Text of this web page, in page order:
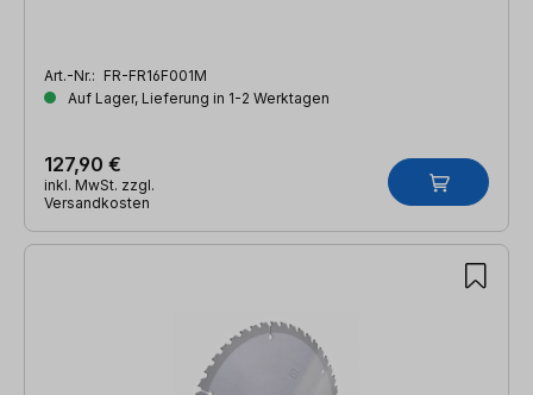
Art.-Nr.: FR-FR16F001M
Auf Lager, Lieferung in 1-2 Werktagen
127,90 €
inkl. MwSt. zzgl.
Versandkosten